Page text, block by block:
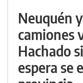
Neuquén
camiones
Hachado
espera se